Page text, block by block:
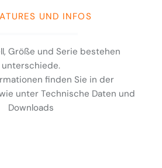
UND INFOS
Größe und Serie bestehen
unterschiede.
finden Sie in der
unter Technische Daten und
Downloads